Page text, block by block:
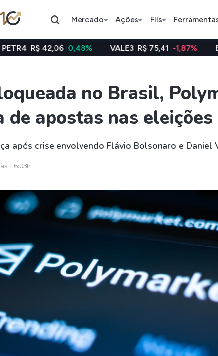
Mercado Ações FIIs
Índice
Selic
Índice
Bradesco
Ação
RECR11
HGLG11
KNCR11
Ver todos
IVVB11
SMAL11
HASH11
Ver todos
Apple
Google
Coca-
42,06 0,48% VALE3 R$ 75,41 -1,87% BBAS3
no Brasil,
de apostas nas
após crise envolvendo Flávio Bolsonaro e Daniel
16:03h